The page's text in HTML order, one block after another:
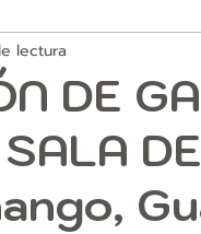
Diseño
DE
lectura